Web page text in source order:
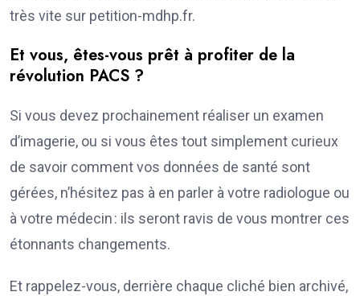
très vite sur petition-mdhp.fr.
Et vous, êtes-vous prêt à profiter de la
révolution PACS ?
Si vous devez prochainement réaliser un examen
d’imagerie, ou si vous êtes tout simplement curieux
de savoir comment vos données de santé sont
gérées, n’hésitez pas à en parler à votre radiologue ou
à votre médecin : ils seront ravis de vous montrer ces
étonnants changements.
Et rappelez-vous, derrière chaque cliché bien archivé,